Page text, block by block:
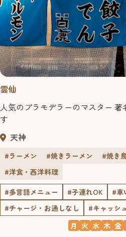
雲仙
人気のプラモデラーのマスター
す
天神
#ラーメン #焼きラーメン #焼き
#洋食・西洋料理
#多言語メニュー
#子連れOK
#車
#チャージ・お通しなし
#キャッシ
月 火 水 木 金